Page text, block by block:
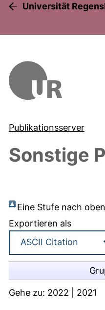
Universität
Publikationsserver
Sonstige
Eine Stufe nach oben
Exportieren als
Gehe zu: 2022 2021